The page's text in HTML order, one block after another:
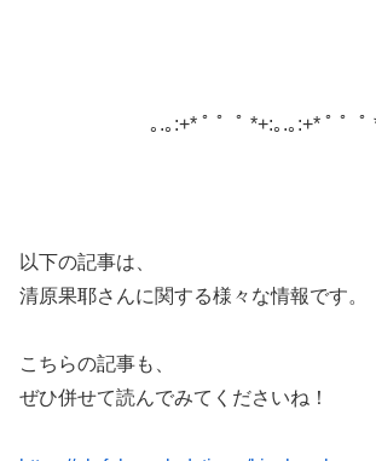
｡.｡:+* ﾟ ゜ﾟ *+:｡.｡:+* ﾟ ゜ﾟ
以下の記事は、
清原果耶さんに関する様々な情報です。
こちらの記事も、
ぜひ併せて読んでみてくださいね！